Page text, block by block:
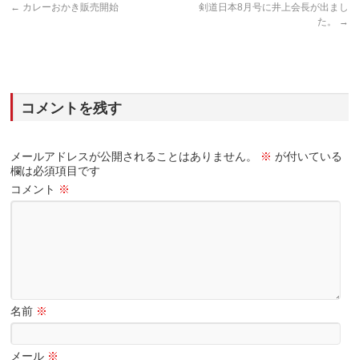
← カレーおかき販売開始
剣道日本8月号に井上会長が出まし
た。
→
コメントを残す
メールアドレスが公開されることはありません。 ※ が付いている
欄は必須項目です
コメント ※
名前 ※
メール ※